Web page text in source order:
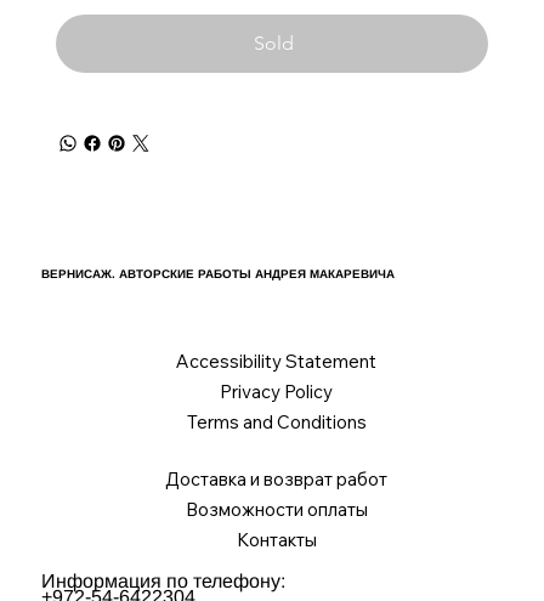
Sold
ВЕРНИСАЖ. АВТОРСКИЕ РАБОТЫ АНДРЕЯ МАКАРЕВИЧА
Accessibility Statement
Privacy Policy
Terms and Conditions
Доставка и возврат работ
Возможности оплаты
Контакты
Информация по телефону:
+972-54-6422304